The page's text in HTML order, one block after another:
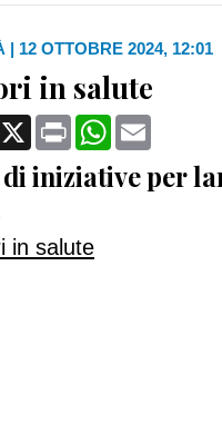
| 12 OTTOBRE 2024, 12:01
in salute
X Print WhatsApp
iniziative per